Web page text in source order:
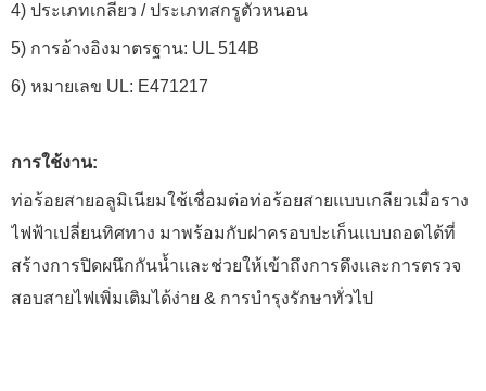
4) ประเภทเกลียว / ประเภทสกรูตัวหนอน
5) การอ้างอิงมาตรฐาน: UL 514B
6) หมายเลข UL: E471217
การใช้งาน:
ท่อร้อยสายอลูมิเนียมใช้เชื่อมต่อท่อร้อยสายแบบเกลียวเมื่อราง
ไฟฟ้าเปลี่ยนทิศทาง มาพร้อมกับฝาครอบปะเก็นแบบถอดได้ที่
สร้างการปิดผนึกกันน้ำและช่วยให้เข้าถึงการดึงและการตรวจ
สอบสายไฟเพิ่มเติมได้ง่าย & การบำรุงรักษาทั่วไป